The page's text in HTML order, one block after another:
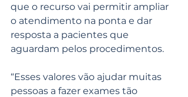
que o recurso vai permitir ampliar
o atendimento na ponta e dar
resposta a pacientes que
aguardam pelos procedimentos.
“Esses valores vão ajudar muitas
pessoas a fazer exames tão